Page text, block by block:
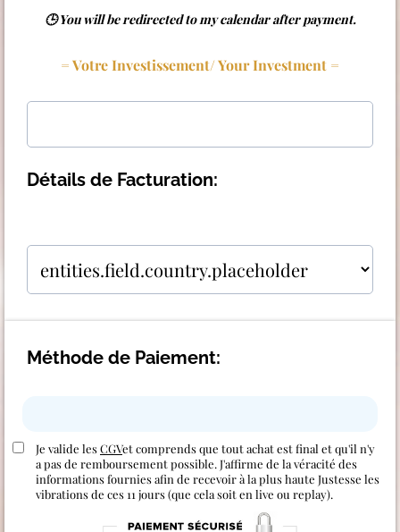
🕒 You will be redirected to my calendar after payment.
= Votre Investissement/ Your Investment =
Détails de Facturation:
Méthode de Paiement:
Je valide lesCGVet comprends que tout achat est final et qu'il n'y
a pas de remboursement possible. J'affirme de la véracité des
informations fournies afin de recevoir à la plus haute Justesse les
vibrations de ces 11 jours (que cela soit en live ou replay).